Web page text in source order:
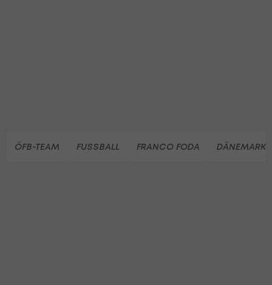
ÖFB-TEAM FUSSBALL FRANCO FODA DÄNEMARK